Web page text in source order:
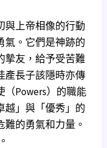
與上帝相像的行動
氣。它們是神跡的
摯友，給予受苦難
產長子該隱時亦傳
Powers）的職能
越」與「優秀」的
的勇氣和力量。